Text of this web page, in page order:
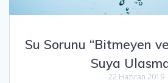
Su Sorunu “Bitmeyen
Suya
22 Haziran 2019